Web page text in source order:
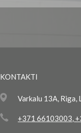
KONTAKTI
Varkalu 13A, Riga,
+371 66103003,